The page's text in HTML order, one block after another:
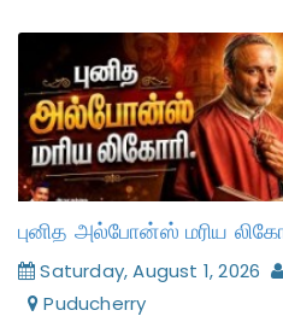
Saturday, August 1, 2026
Puducherry